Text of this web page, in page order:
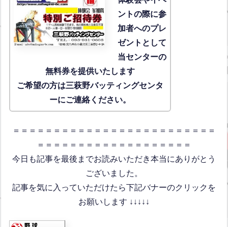
ントの際に参
加者へのプレ
ゼントとして
当センターの
無料券を提供いたします
ご希望の方は三萩野バッティングセンタ
ーにご連絡ください。
＝＝＝＝＝＝＝＝＝＝＝＝＝＝＝＝＝＝＝＝＝＝＝＝＝
＝＝＝＝＝＝＝＝＝＝＝＝＝＝＝＝＝＝＝
今日も記事を最後までお読みいただき本当にありがとう
ございました。
記事を気に入っていただけたら下記バナーのクリックを
お願いします ↓↓↓↓↓